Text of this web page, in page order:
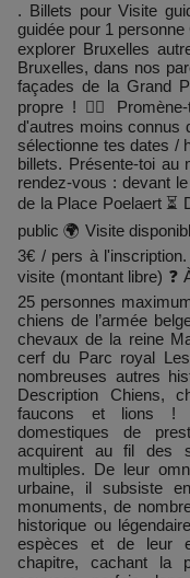
. Billets pour Visite
guidée pour 1
explorer Bruxelles
Bruxelles, dans nos
façades de la Grand
propre ! 🚶‍♂️
d'autres moins connus
sélectionne tes dates /
billets. Présente-toi
rendez-vous : devant
de la Place Poelaert ⏳
public 🌍 Visite
3€ / pers à
visite (montant libre) ❓
25 personnes
chiens de l’armée
chevaux de la reine
cerf du Parc royal
nombreuses autres
Description Chiens,
faucons et lions !
domestiques de
acquirent au fil des
multiples. De leur
urbaine, il subsiste
monuments, de
historique ou
espèces et de leur
chapitre, cachant la